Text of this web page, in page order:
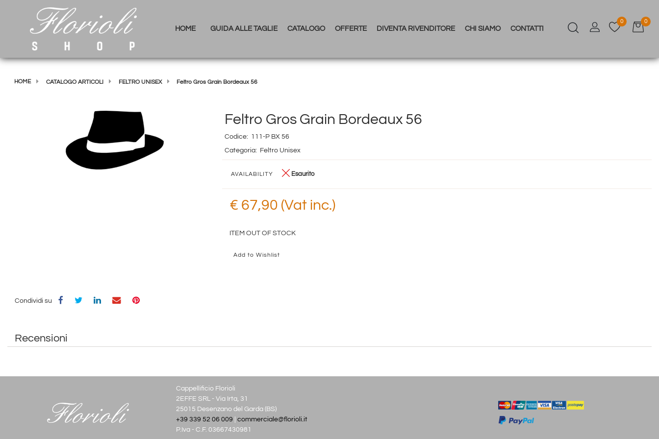
HOME GUIDA ALLE TAGLIE CATALOGO OFFERTE DIVENTA RIVENDITORE CHI SIAMO CONTATTI
0 0
HOME CATALOGO ARTICOLI FELTRO UNISEX Feltro Gros Grain Bordeaux 56
Feltro Gros Grain Bordeaux 56
Codice:
111-P BX 56
Categoria:
Feltro Unisex
AVAILABILITY Esaurito
€ 67,90 (Vat inc.)
ITEM OUT OF STOCK
Add to Wishlist
Condividi su
Recensioni
Cappellificio Florioli
2EFFE SRL - Via Irta, 31
25015 Desenzano del Garda (BS)
+39 339 52 06 009
commerciale@florioli.it
P.Iva - C.F. 03667430981